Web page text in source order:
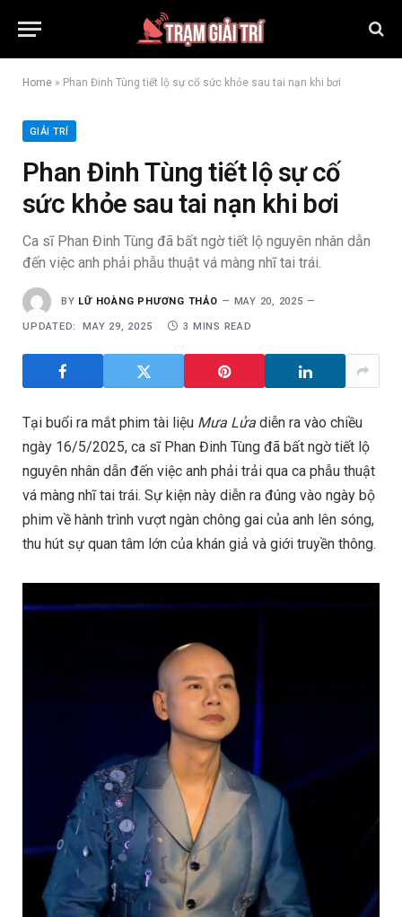
Home » Phan Đinh Tùng tiết lộ sự cố sức khỏe sau tai nạn khi bơi
GIẢI TRÍ
Phan Đinh Tùng tiết lộ sự cố
sức khỏe sau tai nạn khi bơi
Ca sĩ Phan Đinh Tùng đã bất ngờ tiết lộ nguyên nhân dẫn
đến việc anh phải phẫu thuật vá màng nhĩ tai trái.
BY LỮ HOÀNG PHƯƠNG THẢO MAY 20, 2025
UPDATED: MAY 29, 2025 3 MINS READ
Tại buổi ra mắt phim tài liệu Mưa Lửa diễn ra vào chiều
ngày 16/5/2025, ca sĩ Phan Đinh Tùng đã bất ngờ tiết lộ
nguyên nhân dẫn đến việc anh phải trải qua ca phẫu thuật
vá màng nhĩ tai trái. Sự kiện này diễn ra đúng vào ngày bộ
phim về hành trình vượt ngàn chông gai của anh lên sóng,
thu hút sự quan tâm lớn của khán giả và giới truyền thông.